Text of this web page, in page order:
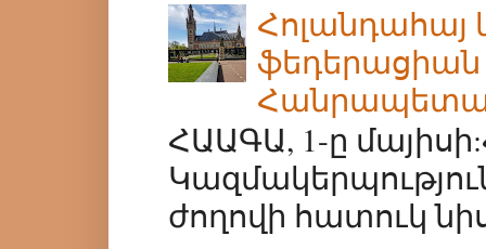
Հոլանդահայ
ֆեդերացիան
ՀԱԱԳԱ, 1-ը
ժողովի հատուկ